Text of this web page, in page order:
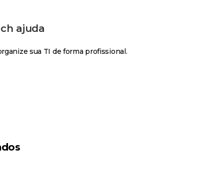
ajuda
sua TI de forma profissional.